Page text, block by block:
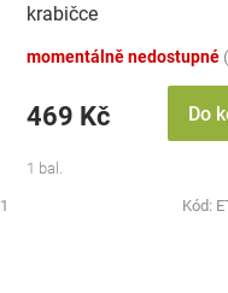
krabičce
momentálně nedostupné
469 Kč Do
1 bal.
Kód: